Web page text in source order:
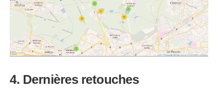
4. Dernières retouches